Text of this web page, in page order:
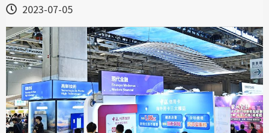
2023-07-05